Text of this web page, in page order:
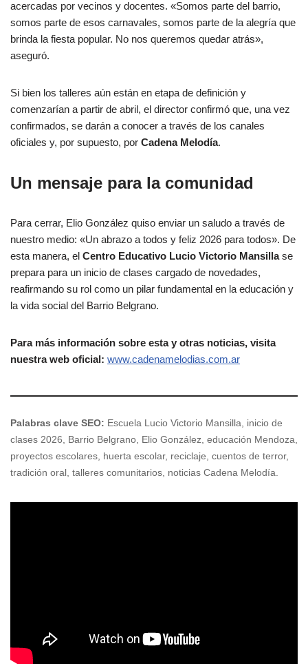
acercadas por vecinos y docentes. «Somos parte del barrio,
somos parte de esos carnavales, somos parte de la alegría que
brinda la fiesta popular. No nos queremos quedar atrás»,
aseguró.
Si bien los talleres aún están en etapa de definición y
comenzarían a partir de abril, el director confirmó que, una vez
confirmados, se darán a conocer a través de los canales
oficiales y, por supuesto, por Cadena Melodía.
Un mensaje para la comunidad
Para cerrar, Elio González quiso enviar un saludo a través de
nuestro medio: «Un abrazo a todos y feliz 2026 para todos». De
esta manera, el Centro Educativo Lucio Victorio Mansillase
prepara para un inicio de clases cargado de novedades,
reafirmando su rol como un pilar fundamental en la educación y
la vida social del Barrio Belgrano.
Para más información sobre esta y otras noticias, visita
nuestra web oficial: www.cadenamelodias.com.ar
Palabras clave SEO: Escuela Lucio Victorio Mansilla, inicio de
clases 2026, Barrio Belgrano, Elio González, educación Mendoza,
proyectos escolares, huerta escolar, reciclaje, cuentos de terror,
tradición oral, talleres comunitarios, noticias Cadena Melodía.